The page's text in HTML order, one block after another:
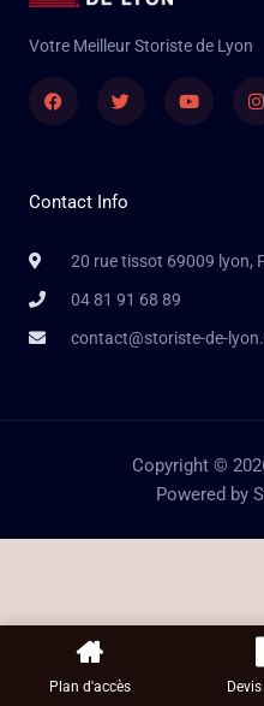
Votre Meilleur Storiste de Lyon
FacebookTwitter Youtube
Contact Info
20 rue tissot 69009 lyon,
04 81 91 68 89
contact@storiste-de-
Copyright ©
Powered by
Plan d'accès